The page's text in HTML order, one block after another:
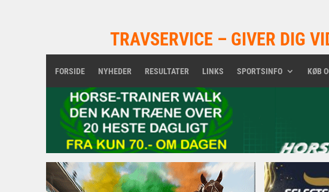
TRAVSERVICE – GIVER DIG
FORSIDE NYHEDER RESULTATER LINKS SPORTSINFO KØB